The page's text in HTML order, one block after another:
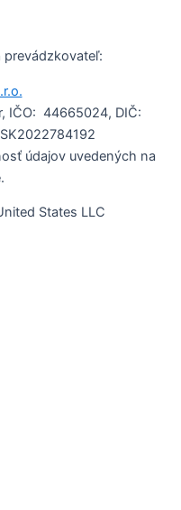
prevádzkovateľ:
IČO: 44665024, DIČ:
údajov uvedených na
States LLC